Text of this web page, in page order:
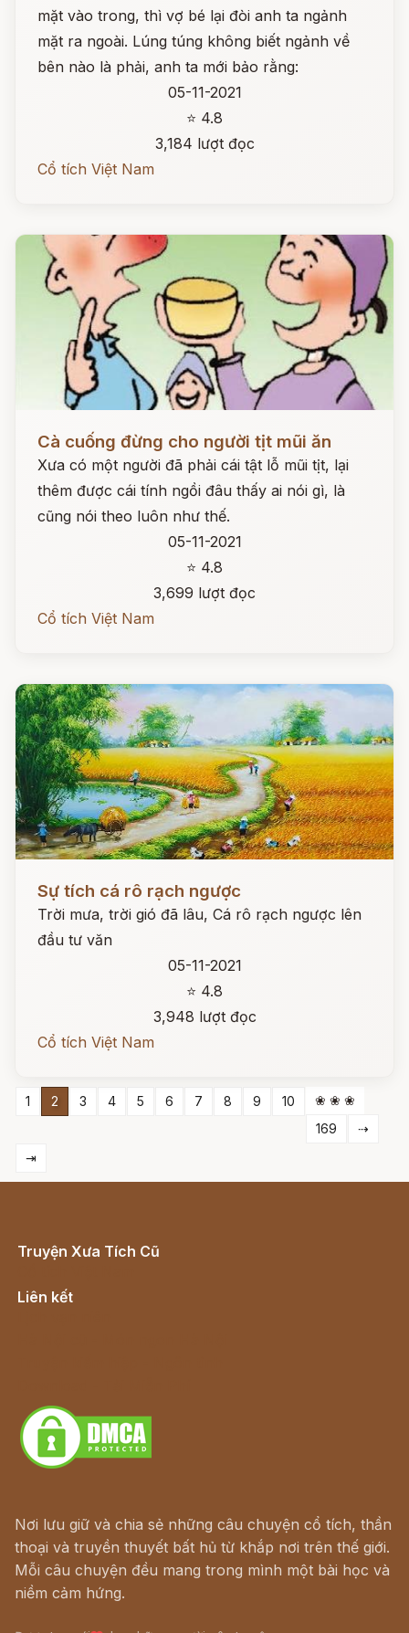
mặt vào trong, thì vợ bé lại đòi anh ta ngảnh
mặt ra ngoài. Lúng túng không biết ngảnh về
bên nào là phải, anh ta mới bảo rằng:
05-11-2021
⭐ 4.8
3,184 lượt đọc
Cổ tích Việt Nam
Cà cuống đừng cho người tịt mũi ăn
Xưa có một người đã phải cái tật lỗ mũi tịt, lại
thêm được cái tính ngồi đâu thấy ai nói gì, là
cũng nói theo luôn như thế.
05-11-2021
⭐ 4.8
3,699 lượt đọc
Cổ tích Việt Nam
Sự tích cá rô rạch ngược
Trời mưa, trời gió đã lâu, Cá rô rạch ngược lên
đầu tư văn
05-11-2021
⭐ 4.8
3,948 lượt đọc
Cổ tích Việt Nam
1 2 3 4 5 6 7 8 9 10
❀ ❀ ❀
169
⇢
⇥
Truyện Xưa Tích Cũ
Liên kết
Nơi lưu giữ và chia sẻ những câu chuyện cổ tích, thần
thoại và truyền thuyết bất hủ từ khắp nơi trên thế giới.
Mỗi câu chuyện đều mang trong mình một bài học và
niềm cảm hứng.